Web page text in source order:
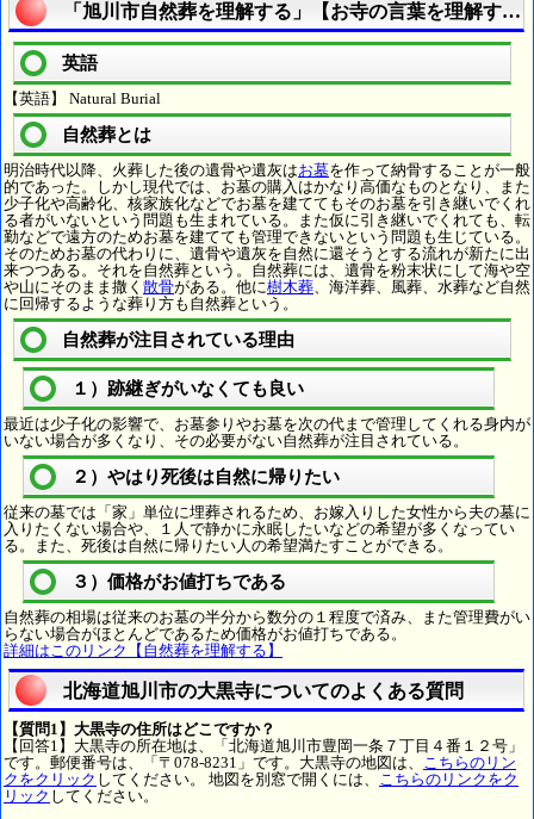
「旭川市自然葬を理解する」【お寺の言葉を理解する
英語
【英語】 Natural Burial
自然葬とは
明治時代以降、火葬した後の遺骨や遺灰はお墓を作って納骨することが一般
的であった。しかし現代では、お墓の購入はかなり高価なものとなり、また
少子化や高齢化、核家族化などでお墓を建ててもそのお墓を引き継いでくれ
る者がいないという問題も生まれている。また仮に引き継いでくれても、転
勤などで遠方のためお墓を建てても管理できないという問題も生じている。
そのためお墓の代わりに、遺骨や遺灰を自然に還そうとする流れが新たに出
来つつある。それを自然葬という。自然葬には、遺骨を粉末状にして海や空
や山にそのまま撒く 散骨がある。他に樹木葬、海洋葬、風葬、水葬など自然
に回帰するような葬り方も自然葬という。
自然葬が注目されている理由
１）跡継ぎがいなくても良い
最近は少子化の影響で、お墓参りやお墓を次の代まで管理してくれる身内が
いない場合が多くなり、その必要がない自然葬が注目されている。
２）やはり死後は自然に帰りたい
従来の墓では「家」単位に埋葬されるため、お嫁入りした女性から夫の墓に
入りたくない場合や、１人で静かに永眠したいなどの希望が多くなってい
る。また、死後は自然に帰りたい人の希望満たすことができる。
３）価格がお値打ちである
自然葬の相場は従来のお墓の半分から数分の１程度で済み、また管理費がい
らない場合がほとんどであるため価格がお値打ちである。
詳細はこのリンク【自然葬を理解する】
北海道旭川市の大黒寺についてのよくある質問
【質問1】大黒寺の住所はどこですか？
【回答1】大黒寺の所在地は、「北海道旭川市豊岡一条７丁目４番１２号」
です。郵便番号は、「〒078-8231」です。大黒寺の地図は、 こちらのリン
クをクリック してください。 地図を別窓で開くには、 こちらのリンクをク
リック してください。